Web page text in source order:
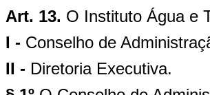
Art. 13. O Instituto Água e
I - Conselho de
II - Diretoria Executiva.